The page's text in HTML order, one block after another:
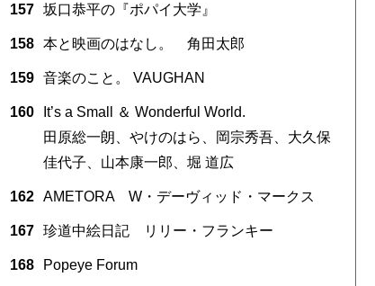
157 坂口恭平の『ポパイ大学』
158 本と映画のはなし。 角田太郎
159 音楽のこと。 VAUGHAN
160
It’s a Small ＆ Wonderful World.
田原総一朗、やけのはら、岡宗秀吾、大久保
佳代子、山本康一郎、堀 道広
162 AMETORA W・デーヴィッド・マークス
167 珍道中絵日記 リリー・フランキー
168 Popeye Forum